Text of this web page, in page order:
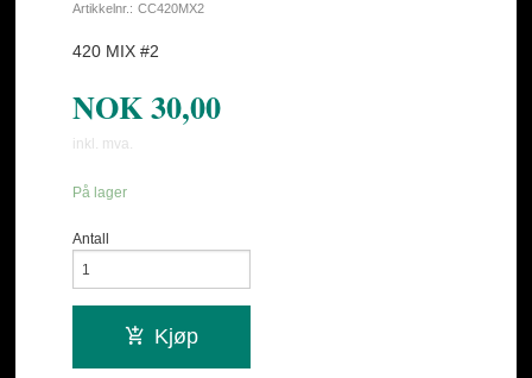
Artikkelnr.: CC420MX2
420 MIX #2
NOK30,00
inkl. mva.
På lager
Antall
Kjøp